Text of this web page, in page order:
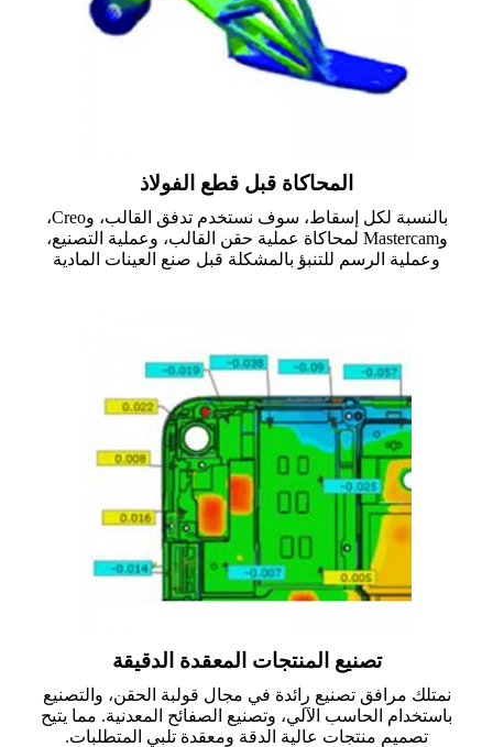
المحاكاة قبل قطع الفولاذ
بالنسبة لكل إسقاط، سوف نستخدم تدفق القالب، وCreo،
وMastercam لمحاكاة عملية حقن القالب، وعملية التصنيع،
وعملية الرسم للتنبؤ بالمشكلة قبل صنع العينات المادية
تصنيع المنتجات المعقدة الدقيقة
نمتلك مرافق تصنيع رائدة في مجال قولبة الحقن، والتصنيع
باستخدام الحاسب الآلي، وتصنيع الصفائح المعدنية. مما يتيح
تصميم منتجات عالية الدقة ومعقدة تلبي المتطلبات.